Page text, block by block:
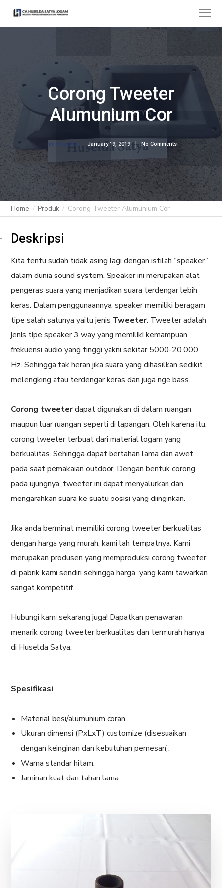
Corong Tweeter
Alumunium Cor
Tim Huselda January 19, 2019 No Comments
Home Produk Corong Tweeter Alumunium Cor
Deskripsi
Kita tentu sudah tidak asing lagi dengan istilah “speaker”
dalam dunia sound system. Speaker ini merupakan alat
pengeras suara yang menjadikan suara terdengar lebih
keras. Dalam penggunaannya, speaker memiliki beragam
tipe salah satunya yaitu jenis Tweeter. Tweeter adalah
jenis tipe speaker 3 way yang memiliki kemampuan
frekuensi audio yang tinggi yakni sekitar 5000-20.000
Hz. Sehingga tak heran jika suara yang dihasilkan sedikit
melengking atau terdengar keras dan juga nge bass.
Corong tweeterdapat digunakan di dalam ruangan
maupun luar ruangan seperti di lapangan. Oleh karena itu,
corong tweeter terbuat dari material logam yang
berkualitas. Sehingga dapat bertahan lama dan awet
pada saat pemakaian outdoor. Dengan bentuk corong
pada ujungnya, tweeter ini dapat menyalurkan dan
mengarahkan suara ke suatu posisi yang diinginkan.
Jika anda berminat memiliki corong tweeter berkualitas
dengan harga yang murah, kami lah tempatnya. Kami
merupakan produsen yang memproduksi corong tweeter
di pabrik kami sendiri sehingga harga yang kami tawarkan
sangat kompetitif.
Hubungi kami sekarang juga! Dapatkan penawaran
menarik corong tweeter berkualitas dan termurah hanya
di Huselda Satya.
Spesifikasi
Material besi/alumunium coran.
Ukuran dimensi (PxLxT) customize (disesuaikan
dengan keinginan dan kebutuhan pemesan).
Warna standar hitam.
Jaminan kuat dan tahan lama